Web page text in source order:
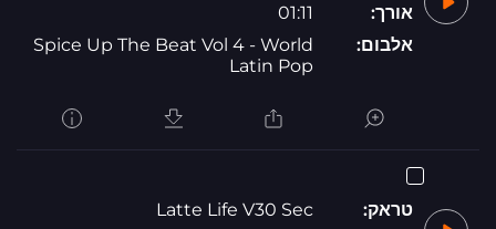
אורך:
01:11
אלבום:
Spice Up The Beat Vol 4 - World
Latin Pop
טראק:
Latte Life V30 Sec